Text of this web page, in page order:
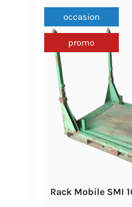
occasion
promo
Rack Mobile SMI